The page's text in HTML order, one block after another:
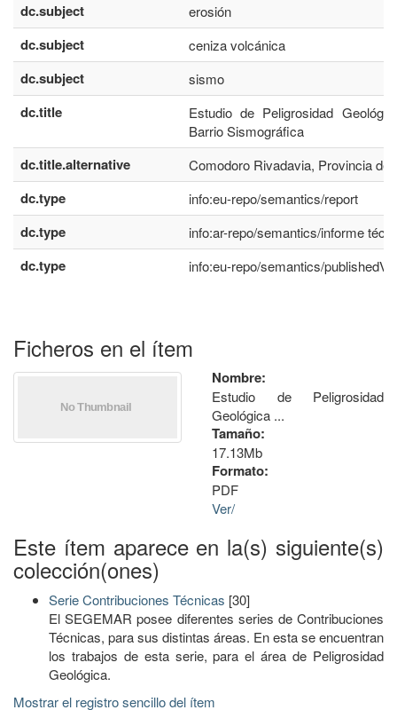
dc.subject erosión
dc.subject ceniza volcánica
dc.subject sismo
dc.title
Estudio de Peligrosidad
Barrio Sismográfica
dc.title.alternative Comodoro Rivadavia, Provincia de
dc.type info:eu-repo/semantics/report
dc.type info:ar-repo/semantics/informe
dc.type info:eu-repo/semantics/
Ficheros en el ítem
Nombre:
Estudio de Peligrosidad
Geológica ...
Tamaño:
17.13Mb
Formato:
PDF
Ver/
Este ítem aparece en la(s) siguiente(s)
colección(ones)
Serie Contribuciones Técnicas [30]
El SEGEMAR posee diferentes series de Contribuciones
Técnicas, para sus distintas áreas. En esta se encuentran
los trabajos de esta serie, para el área de Peligrosidad
Geológica.
Mostrar el registro sencillo del ítem